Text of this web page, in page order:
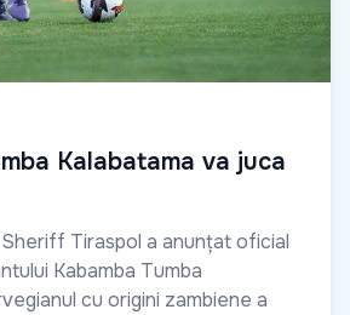
Kalabatama va juca
Tiraspol a anunțat oficial
Kabamba Tumba
cu origini zambiene a